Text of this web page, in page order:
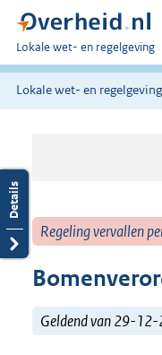
U
bent
hier:
Lokale wet- en regelgeving
Lokale wet- en regelgeving
Regeling vervallen
Geldend van 29-